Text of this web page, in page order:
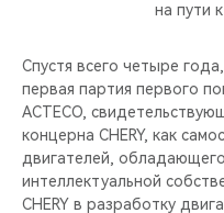
НОВИНКИ
БЛАГОТВОРИТЕЛЬНОСТЬ
CHERY REMOTE
на пути
Спустя всего четыре
первая партия первого
ACTECO,
концерна CHERY, как
двигателей,
интеллектуальной
CHERY в разработку